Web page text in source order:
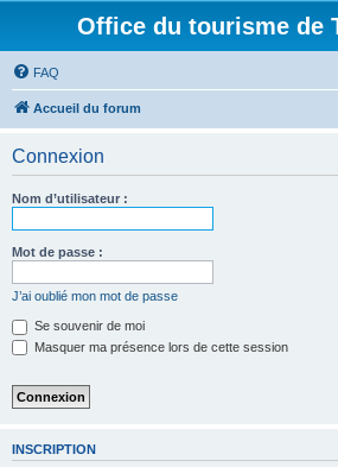
Office du tourisme de
FAQ
Accueil du forum
Connexion
Nom d’utilisateur :
Mot de passe :
J’ai oublié mon mot de passe
Se souvenir de moi
Masquer ma présence lors de cette session
INSCRIPTION